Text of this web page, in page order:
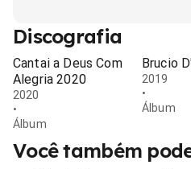
Discografia
Cantai a Deus Com
Alegria 2020
2020
•
Álbum
Brucio
2019
•
Álbum
Você também